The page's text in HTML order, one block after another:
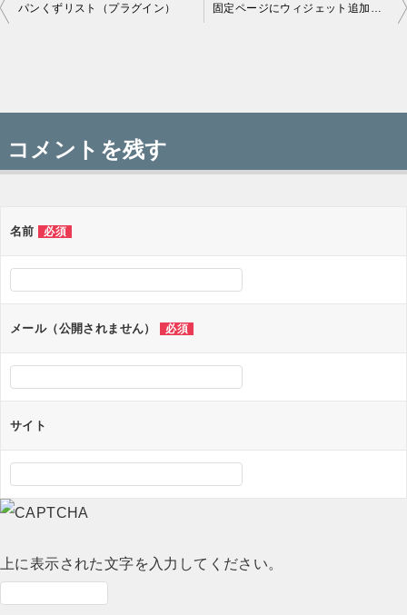
投
稿
ナ
ゲ
シ
ョ
パンくずリスト（プラグイン） 固定ページにウィジェット追加（プラグインなし）
コメントを残す
名前 必須
メール（公開されません） 必須
サイト
上に表示された文字を入力してください。